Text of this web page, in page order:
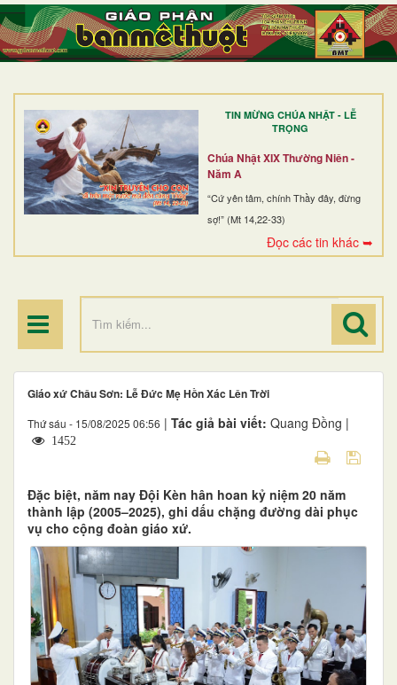
TIN MỪNG CHÚA NHẬT - LỄ
TRỌNG
Chúa Nhật XIX Thường Niên -
Năm A
“Cứ yên tâm, chính Thầy đây, đừng
sợ!” (Mt 14,22-33)
Đọc các tin khác ➥
TRANG NHẤT
GIỚI THIỆU
DÒNG TU
BAN MỤC VỤ
ĐOÀN THỂ CG
ĐIỂM HÀNH HƯƠNG
Giáo xứ Châu Sơn: Lễ Đức Mẹ Hồn Xác Lên Trời
Thứ sáu - 15/08/2025 06:56 | Tác giả bài viết: Quang Đồng |
1452
Đặc biệt, năm nay Đội Kèn hân hoan kỷ niệm 20 năm
thành lập (2005–2025), ghi dấu chặng đường dài phục
vụ cho cộng đoàn giáo xứ.